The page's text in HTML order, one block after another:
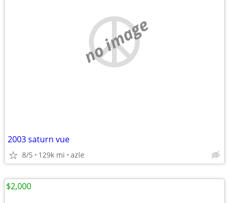
no image
2003 saturn vue
8/5 129k mi azle
$2,000